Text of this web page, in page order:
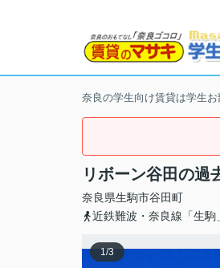
奈良の学生向け賃貸は学生
リボーン谷田の過
奈良県生駒市谷田町
近鉄難波・奈良線「生駒
1/3